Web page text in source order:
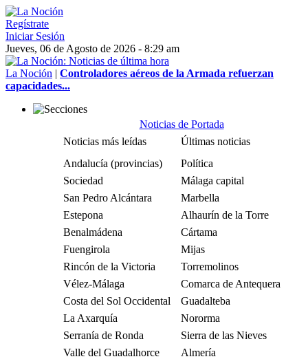
Regístrate
Iniciar Sesión
Jueves, 06 de Agosto de 2026 - 8:29 am
La Noción | Controladores aéreos de la Armada refuerzan
capacidades...
Noticias de Portada
Noticias más leídas
Últimas noticias
Andalucía (provincias)
Política
Sociedad
Málaga capital
San Pedro Alcántara
Marbella
Estepona
Alhaurín de la Torre
Benalmádena
Cártama
Fuengirola
Mijas
Rincón de la Victoria
Torremolinos
Vélez-Málaga
Comarca de Antequera
Costa del Sol Occidental
Guadalteba
La Axarquía
Nororma
Serranía de Ronda
Sierra de las Nieves
Valle del Guadalhorce
Almería